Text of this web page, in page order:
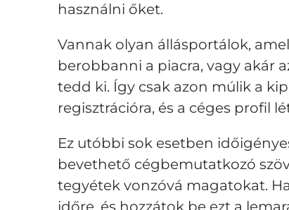
használni őket.
Vannak olyan állásportálok,
berobbanni a piacra, vagy akár
tedd ki. Így csak azon múlik a
regisztrációra, és a céges profil
Ez utóbbi sok esetben
bevethető cégbemutatkozó
tegyétek vonzóvá magatokat.